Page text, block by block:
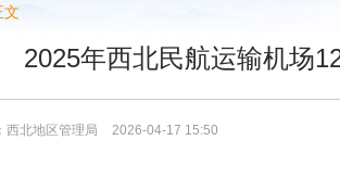
文
2025年西北民航运输机场
西北地区管理局 2026-04-17 15:50